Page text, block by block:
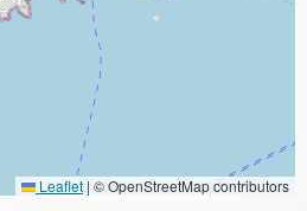
Leaflet | © OpenStreetMap contributors